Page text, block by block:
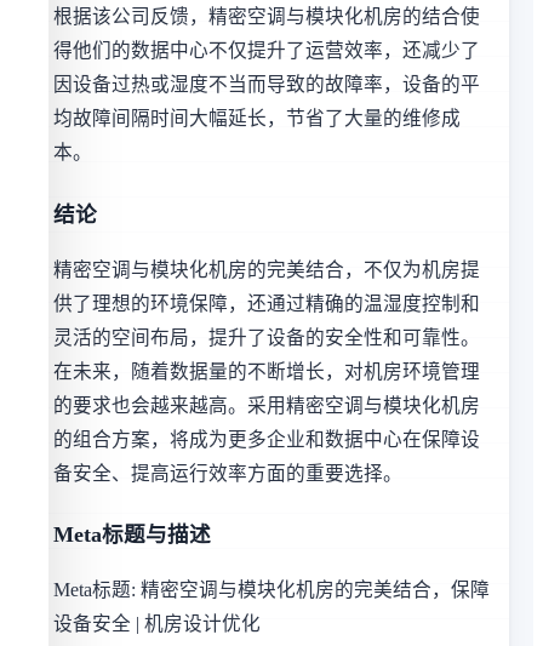
根据该公司反馈，精密空调与模块化机房的结合使
得他们的数据中心不仅提升了运营效率，还减少了
因设备过热或湿度不当而导致的故障率，设备的平
均故障间隔时间大幅延长，节省了大量的维修成
本。
结论
精密空调与模块化机房的完美结合，不仅为机房提
供了理想的环境保障，还通过精确的温湿度控制和
灵活的空间布局，提升了设备的安全性和可靠性。
在未来，随着数据量的不断增长，对机房环境管理
的要求也会越来越高。采用精密空调与模块化机房
的组合方案，将成为更多企业和数据中心在保障设
备安全、提高运行效率方面的重要选择。
Meta标题与描述
Meta标题: 精密空调与模块化机房的完美结合，保障
设备安全 | 机房设计优化